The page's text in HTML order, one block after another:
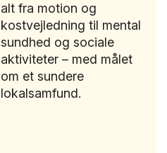
alt fra motion og
kostvejledning til mental
sundhed og sociale
aktiviteter – med målet
om et sundere
lokalsamfund.